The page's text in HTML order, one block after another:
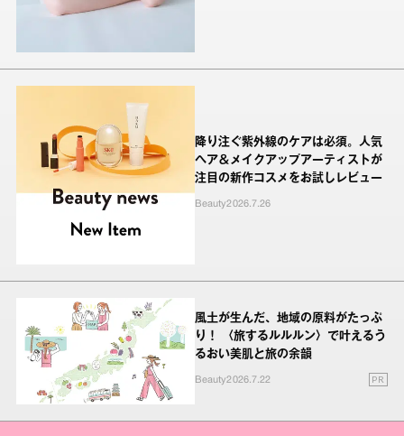
降り注ぐ紫外線のケアは必須。人気
ヘア＆メイクアップアーティストが
注目の新作コスメをお試しレビュー
Beauty2026.7.26
風土が生んだ、地域の原料がたっぷ
り！ 〈旅するルルルン〉で叶えるう
るおい美肌と旅の余韻
Beauty2026.7.22 PR